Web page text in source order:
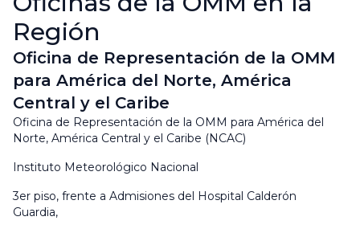
Región
Oficina de Representación de la OMM
para América del Norte, América
Central y el Caribe
Oficina de Representación de la OMM para América del
Norte, América Central y el Caribe (NCAC)
Instituto Meteorológico Nacional
3er piso, frente a Admisiones del Hospital Calderón
Guardia,